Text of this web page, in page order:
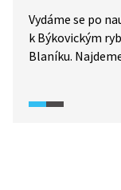
Vydáme se po
k Býkovickým
Blaníku.